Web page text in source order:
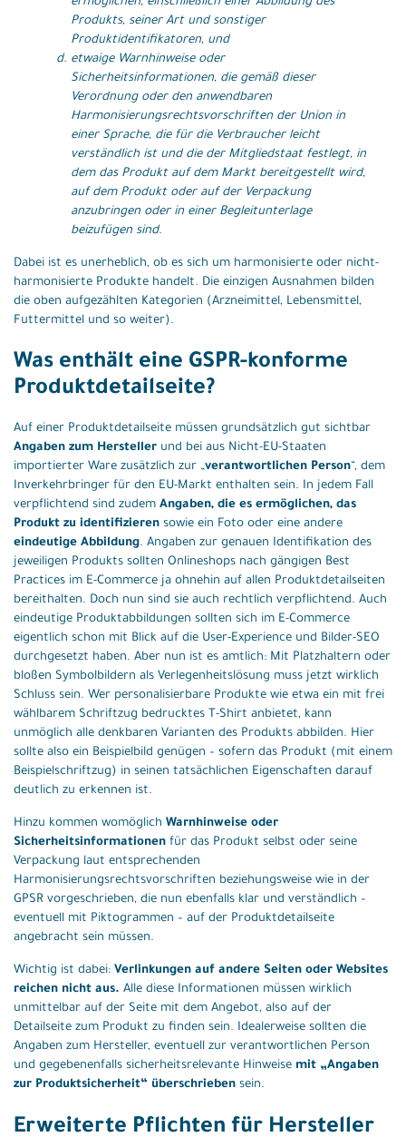
Produkts, seiner Art und sonstiger
Produktidentifikatoren, und
etwaige Warnhinweise oder
Sicherheitsinformationen, die gemäß dieser
Verordnung oder den anwendbaren
Harmonisierungsrechtsvorschriften der Union in
einer Sprache, die für die Verbraucher leicht
verständlich ist und die der Mitgliedstaat festlegt, in
dem das Produkt auf dem Markt bereitgestellt wird,
auf dem Produkt oder auf der Verpackung
anzubringen oder in einer Begleitunterlage
beizufügen sind.
Dabei ist es unerheblich, ob es sich um harmonisierte oder nicht-
harmonisierte Produkte handelt. Die einzigen Ausnahmen bilden
die oben aufgezählten Kategorien (Arzneimittel, Lebensmittel,
Futtermittel und so weiter).
Was enthält eine GSPR-konforme
Produktdetailseite?
Auf einer Produktdetailseite müssen grundsätzlich gut sichtbar
Angaben zum Hersteller und bei aus Nicht-EU-Staaten
importierter Ware zusätzlich zur „verantwortlichen Person“, dem
Inverkehrbringer für den EU-Markt enthalten sein. In jedem Fall
verpflichtend sind zudem Angaben, die es ermöglichen, das
Produkt zu identifizieren sowie ein Foto oder eine andere
eindeutige Abbildung. Angaben zur genauen Identifikation des
jeweiligen Produkts sollten Onlineshops nach gängigen Best
Practices im E-Commerce ja ohnehin auf allen Produktdetailseiten
bereithalten. Doch nun sind sie auch rechtlich verpflichtend. Auch
eindeutige Produktabbildungen sollten sich im E-Commerce
eigentlich schon mit Blick auf die User-Experience und Bilder-SEO
durchgesetzt haben. Aber nun ist es amtlich: Mit Platzhaltern oder
bloßen Symbolbildern als Verlegenheitslösung muss jetzt wirklich
Schluss sein. Wer personalisierbare Produkte wie etwa ein mit frei
wählbarem Schriftzug bedrucktes T-Shirt anbietet, kann
unmöglich alle denkbaren Varianten des Produkts abbilden. Hier
sollte also ein Beispielbild genügen – sofern das Produkt (mit einem
Beispielschriftzug) in seinen tatsächlichen Eigenschaften darauf
deutlich zu erkennen ist.
Hinzu kommen womöglich Warnhinweise oder
Sicherheitsinformationen für das Produkt selbst oder seine
Verpackung laut entsprechenden
Harmonisierungsrechtsvorschriften beziehungsweise wie in der
GPSR vorgeschrieben, die nun ebenfalls klar und verständlich –
eventuell mit Piktogrammen – auf der Produktdetailseite
angebracht sein müssen.
Wichtig ist dabei: Verlinkungen auf andere Seiten oder Websites
reichen nicht aus. Alle diese Informationen müssen wirklich
unmittelbar auf der Seite mit dem Angebot, also auf der
Detailseite zum Produkt zu finden sein. Idealerweise sollten die
Angaben zum Hersteller, eventuell zur verantwortlichen Person
und gegebenenfalls sicherheitsrelevante Hinweise mit „Angaben
zur Produktsicherheit“ überschrieben sein.
Erweiterte Pflichten für Hersteller